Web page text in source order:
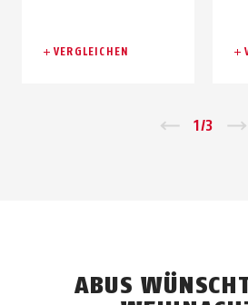
VERGLEICHEN
Zurück
1/3
ABUS